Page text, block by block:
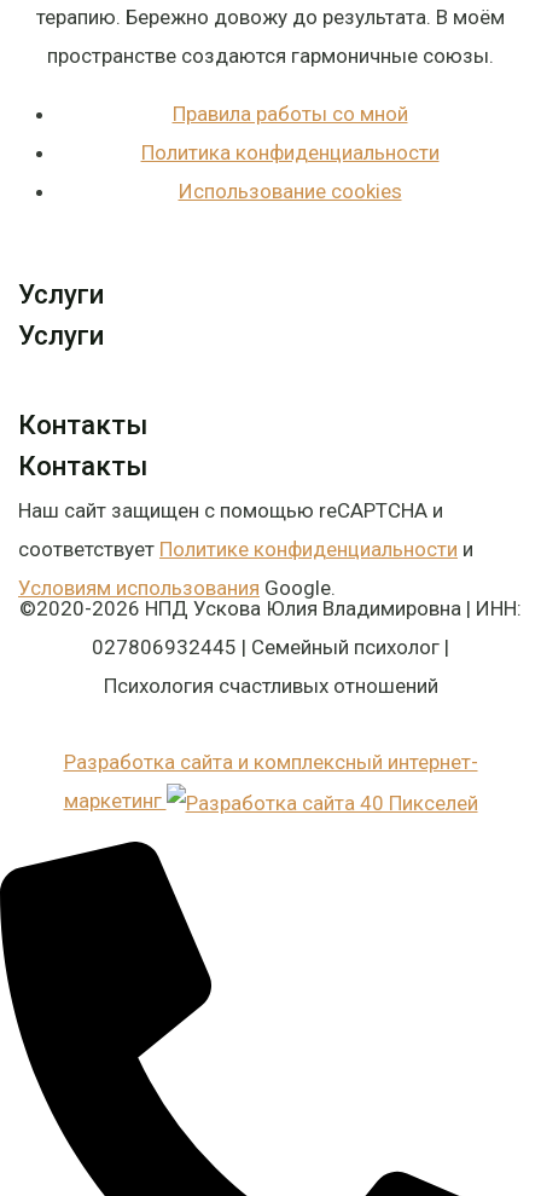
терапию. Бережно довожу до результата. В моём
пространстве создаются гармоничные союзы.
Правила работы со мной
Политика конфиденциальности
Использование cookies
Услуги
Услуги
Контакты
Контакты
Наш сайт защищен с помощью reCAPTCHA и
соответствует Политике конфиденциальности и
Условиям использования Google.
©2020-2026 НПД Ускова Юлия Владимировна | ИНН:
027806932445 | Семейный психолог |
Психология счастливых отношений
Разработка сайта и комплексный интернет-
маркетинг